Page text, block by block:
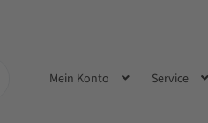
Mein Konto Service